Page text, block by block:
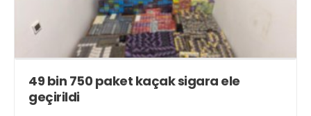
49 bin 750 paket kaçak sigara ele
geçirildi